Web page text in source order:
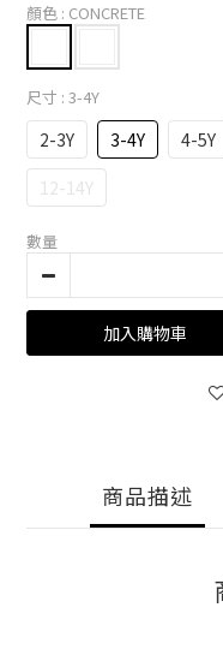
顏色 : CONCRETE
尺寸 : 3-4Y
2-3Y 3-4Y 4-5Y
12-14Y
數量
加入購物車
商品描述